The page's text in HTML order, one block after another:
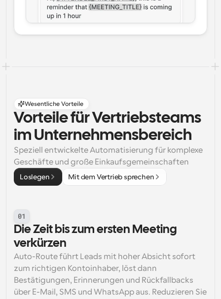
Wesentliche Vorteile
Vorteile für Vertriebsteams
im Unternehmensbereich
Speziell entwickelte Automatisierung für komplexe
Geschäfte und große Einkaufsgemeinschaften
Loslegen Mit dem Vertrieb sprechen
01
Die Zeit bis zum ersten Meeting
verkürzen
Auto-Route führt Leads mit hoher Absicht sofort
zum richtigen Kontoinhaber, löst dann
Bestätigungen, Erinnerungen und Rückfallbacks
über E-Mail, SMS und WhatsApp aus. Reduzieren Sie